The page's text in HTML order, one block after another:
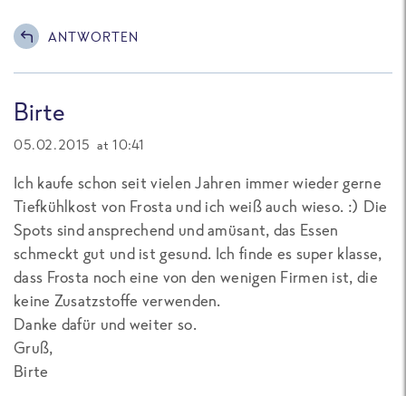
ANTWORTEN
Birte
05.02.2015 at 10:41
Ich kaufe schon seit vielen Jahren immer wieder gerne
Tiefkühlkost von Frosta und ich weiß auch wieso. :) Die
Spots sind ansprechend und amüsant, das Essen
schmeckt gut und ist gesund. Ich finde es super klasse,
dass Frosta noch eine von den wenigen Firmen ist, die
keine Zusatzstoffe verwenden.
Danke dafür und weiter so.
Gruß,
Birte